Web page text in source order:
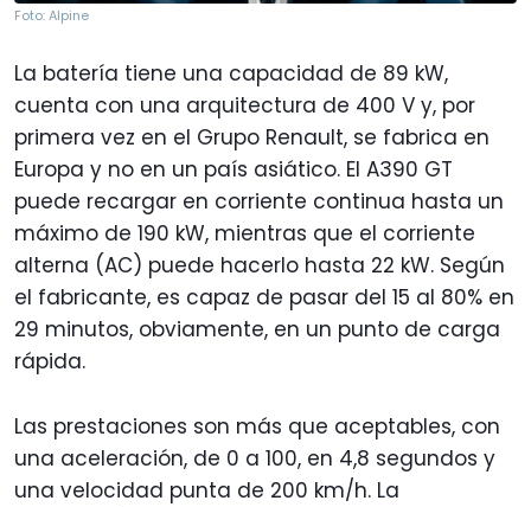
Foto: Alpine
La batería tiene una capacidad de 89 kW,
cuenta con una arquitectura de 400 V y, por
primera vez en el Grupo Renault, se fabrica en
Europa y no en un país asiático. El A390 GT
puede recargar en corriente continua hasta un
máximo de 190 kW, mientras que el corriente
alterna (AC) puede hacerlo hasta 22 kW. Según
el fabricante, es capaz de pasar del 15 al 80% en
29 minutos, obviamente, en un punto de carga
rápida.
Las prestaciones son más que aceptables, con
una aceleración, de 0 a 100, en 4,8 segundos y
una velocidad punta de 200 km/h. La